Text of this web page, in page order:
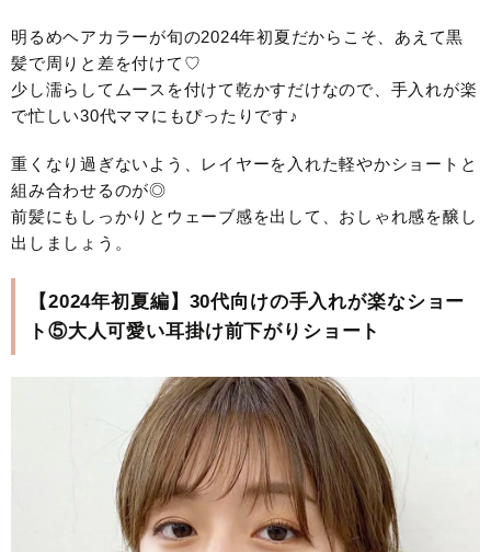
明るめヘアカラーが旬の2024年初夏だからこそ、あえて黒
髪で周りと差を付けて♡
少し濡らしてムースを付けて乾かすだけなので、手入れが楽
で忙しい30代ママにもぴったりです♪
重くなり過ぎないよう、レイヤーを入れた軽やかショートと
組み合わせるのが◎
前髪にもしっかりとウェーブ感を出して、おしゃれ感を醸し
出しましょう。
【2024年初夏編】30代向けの手入れが楽なショー
ト⑤大人可愛い耳掛け前下がりショート